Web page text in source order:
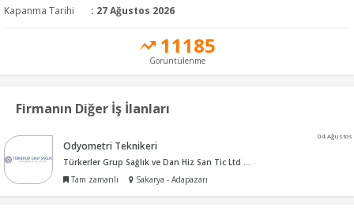
Kapanma Tarihi
: 27 Ağustos 2026
11185
Görüntülenme
Firmanın Diğer İş İlanları
04 Ağustos
Odyometri Teknikeri
Türkerler Grup Sağlık ve Dan Hiz San Tic Ltd Şti
Tam zamanlı
Sakarya - Adapazarı